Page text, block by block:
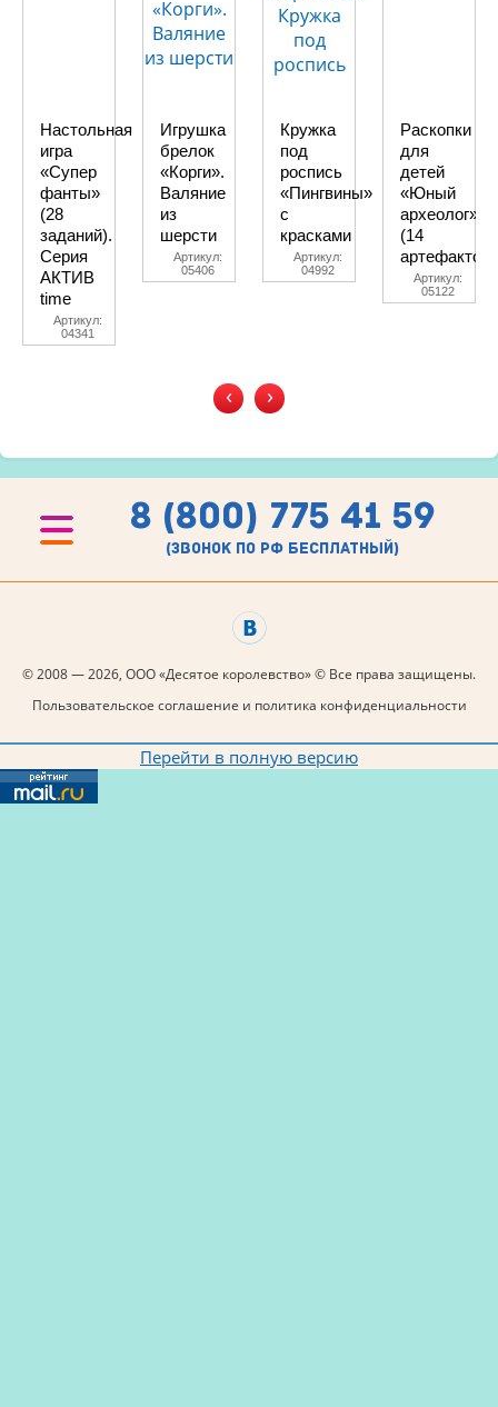
Настольная
игра
«Супер
фанты»
(28
заданий).
Серия
АКТИВ
time
Артикул:
04341
Игрушка
брелок
«Корги».
Валяние
из
шерсти
Артикул:
05406
Кружка
под
роспись
«Пингвины»
с
красками
Артикул:
04992
Раскопки
для
детей
«Юный
археолог»
(14
артефактов)
Артикул:
05122
‹ ›
8 (800) 775 41 59
(звонок по рф бесплатный)
© 2008 — 2026, ООО «Десятое королевство» © Все права защищены.
Пользовательское соглашение и политика конфиденциальности
Перейти в полную версию